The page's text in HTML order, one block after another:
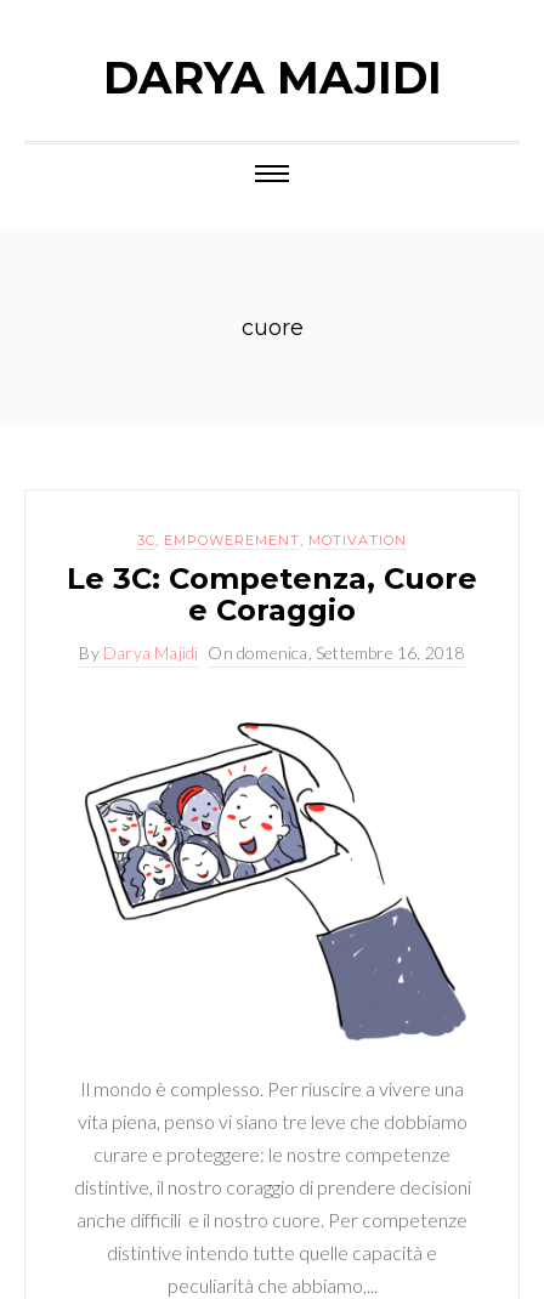
DARYA MAJIDI
cuore
3C, EMPOWEREMENT, MOTIVATION
Le 3C: Competenza, Cuore
e Coraggio
By Darya Majidi On domenica, Settembre 16, 2018
Il mondo è complesso. Per riuscire a vivere una
vita piena, penso vi siano tre leve che dobbiamo
curare e proteggere: le nostre competenze
distintive, il nostro coraggio di prendere decisioni
anche difficili e il nostro cuore. Per competenze
distintive intendo tutte quelle capacità e
peculiarità che abbiamo,...